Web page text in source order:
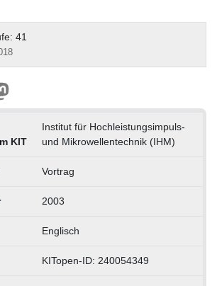
41
KIT
Institut für Hochleistungsimpuls-
und Mikrowellentechnik (IHM)
Vortrag
2003
Englisch
KITopen-ID: 240054349